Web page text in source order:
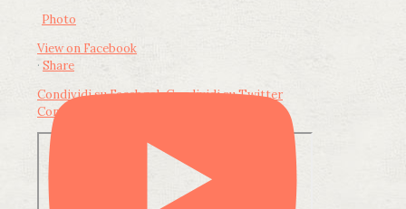
Photo
View on Facebook
· Share
Condividi su FacebookCondividi su Twitter
Condividi su LinkedIn